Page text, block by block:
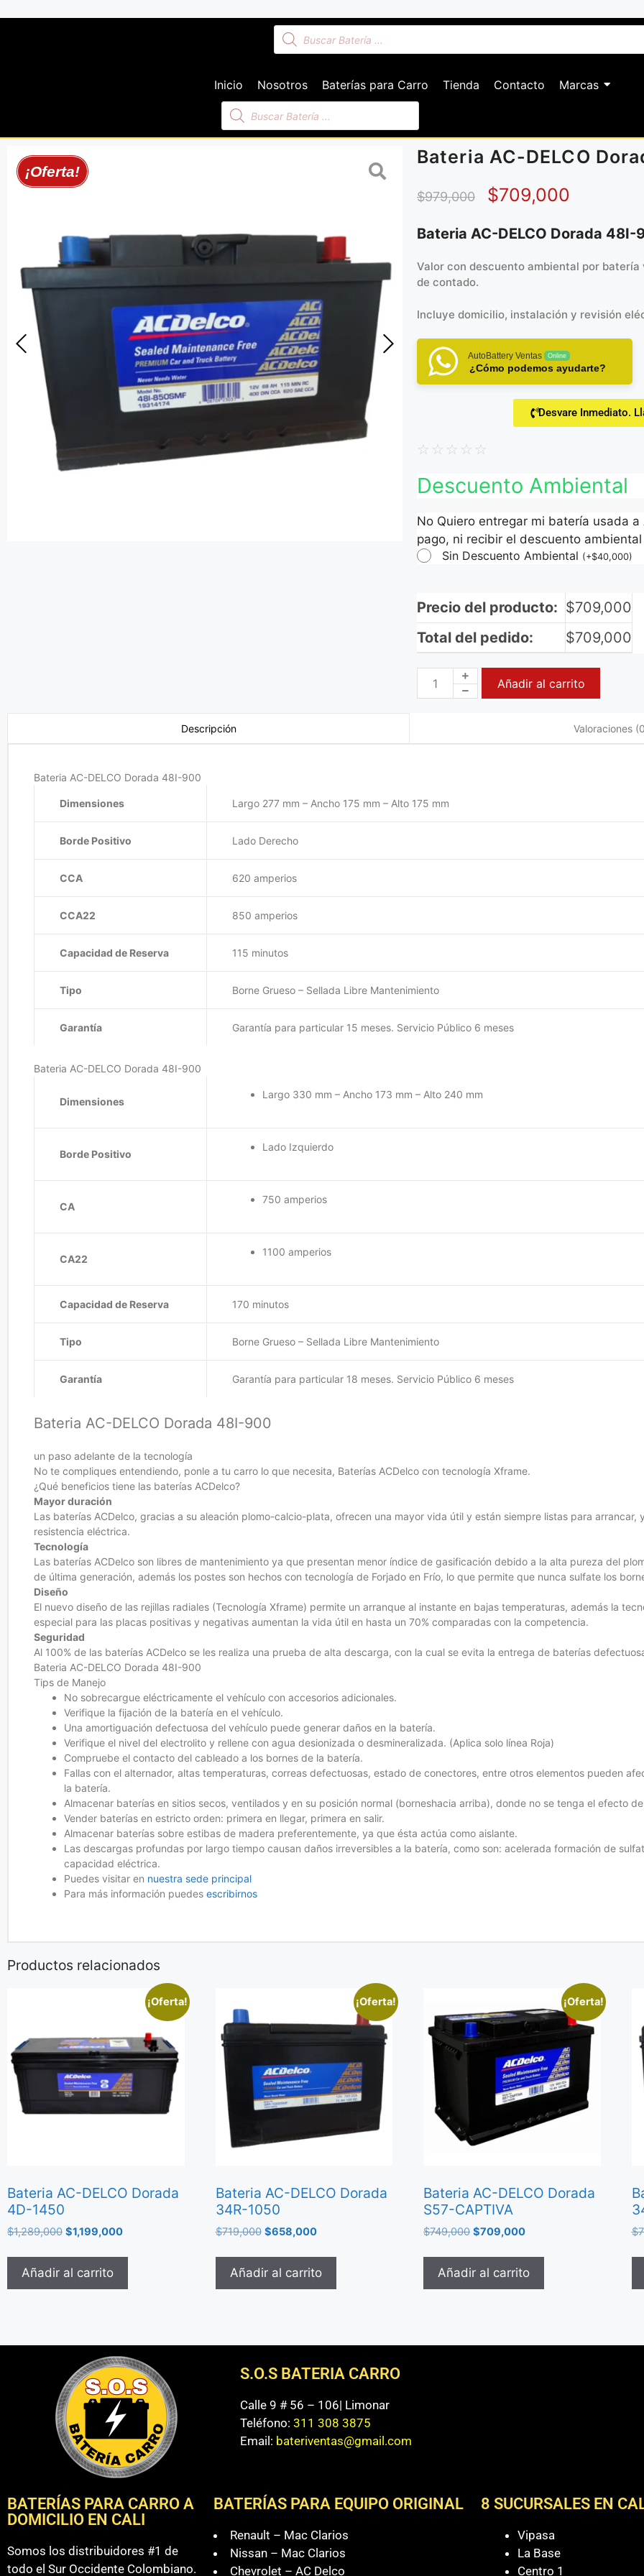
Inicio Nosotros Baterías para Carro Tienda Contacto Marcas
¡Oferta!
Bateria AC-DELCO
$979,000 $709,000
Bateria AC-DELCO Dorada 48I-
Valor con descuento ambiental por
de contado.
Incluye domicilio, instalación y revisión
AutoBattery Ventas Online
¿Cómo podemos ayudarte?
Desvare Inmediato.
☆ ☆ ☆ ☆ ☆
Descuento Ambiental
No Quiero entregar mi batería usada
pago, ni recibir el descuento
Sin Descuento Ambiental (+$40,000)
Precio del producto: $709,000
Total del pedido:
$709,000
Añadir al carrito
Descripción Valoraciones
Bateria AC-DELCO Dorada 48I-900
Dimensiones Largo 277 mm – Ancho 175 mm – Alto 175 mm
Borde Positivo Lado Derecho
CCA 620 amperios
CCA22 850 amperios
Capacidad de Reserva 115 minutos
Tipo Borne Grueso – Sellada Libre Mantenimiento
Garantía Garantía para particular 15 meses. Servicio Público 6 meses
Bateria AC-DELCO Dorada 48I-900
Dimensiones
Largo 330 mm – Ancho 173 mm – Alto 240 mm
Borde Positivo
Lado Izquierdo
CA
750 amperios
CA22
1100 amperios
Capacidad de Reserva 170 minutos
Tipo Borne Grueso – Sellada Libre Mantenimiento
Garantía Garantía para particular 18 meses. Servicio Público 6 meses
Bateria AC-DELCO Dorada 48I-900
un paso adelante de la tecnología
No te compliques entendiendo, ponle a tu carro lo que necesita, Baterías ACDelco con tecnología Xframe.
¿Qué beneficios tiene las baterías ACDelco?
Mayor duración
Las baterías ACDelco, gracias a su aleación plomo-calcio-plata, ofrecen una mayor vida útil y están siempre listas para arrancar,
resistencia eléctrica.
Tecnología
Las baterías ACDelco son libres de mantenimiento ya que presentan menor índice de gasificación debido a la alta pureza del
de última generación, además los postes son hechos con tecnología de Forjado en Frío, lo que permite que nunca sulfate los
Diseño
El nuevo diseño de las rejillas radiales (Tecnología Xframe) permite un arranque al instante en bajas temperaturas, además la
especial para las placas positivas y negativas aumentan la vida útil en hasta un 70% comparadas con la competencia.
Seguridad
Al 100% de las baterías ACDelco se les realiza una prueba de alta descarga, con la cual se evita la entrega de baterías
Bateria AC-DELCO Dorada 48I-900
Tips de Manejo
No sobrecargue eléctricamente el vehículo con accesorios adicionales.
Verifique la fijación de la batería en el vehículo.
Una amortiguación defectuosa del vehículo puede generar daños en la batería.
Verifique el nivel del electrolito y rellene con agua desionizada o desmineralizada. (Aplica solo línea Roja)
Compruebe el contacto del cableado a los bornes de la batería.
Fallas con el alternador, altas temperaturas, correas defectuosas, estado de conectores, entre otros elementos pueden
la batería.
Almacenar baterías en sitios secos, ventilados y en su posición normal (borneshacia arriba), donde no se tenga el efecto
Vender baterías en estricto orden: primera en llegar, primera en salir.
Almacenar baterías sobre estibas de madera preferentemente, ya que ésta actúa como aislante.
Las descargas profundas por largo tiempo causan daños irreversibles a la batería, como son: acelerada formación de
capacidad eléctrica.
Puedes visitar en nuestra sede principal
Para más información puedes escribirnos
Productos relacionados
¡Oferta!
Bateria AC-DELCO Dorada
4D-1450
$1,289,000 $1,199,000
Añadir al carrito
¡Oferta!
Bateria AC-DELCO Dorada
34R-1050
$719,000 $658,000
Añadir al carrito
¡Oferta!
Bateria AC-DELCO Dorada
S57-CAPTIVA
$749,000 $709,000
Añadir al carrito
$
S.O.S BATERIA CARRO
Calle 9 # 56 – 106| Limonar
Teléfono:311 308 3875
Email: bateriventas@gmail.com
BATERÍAS PARA CARRO A
DOMICILIO EN CALI
Somos los distribuidores #1 de
todo el Sur Occidente Colombiano.
BATERÍAS PARA EQUIPO ORIGINAL
Renault – Mac Clarios
Nissan – Mac Clarios
Chevrolet – AC Delco
8 SUCURSALES EN
Vipasa
La Base
Centro 1